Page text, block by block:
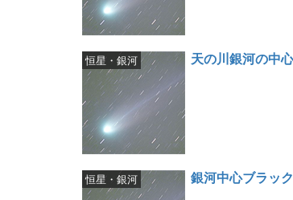
天の川銀河の中
恒星・銀河
銀河中心ブラッ
恒星・銀河